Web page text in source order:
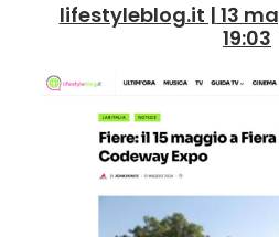
lifestyleblog.it | 13
19:03